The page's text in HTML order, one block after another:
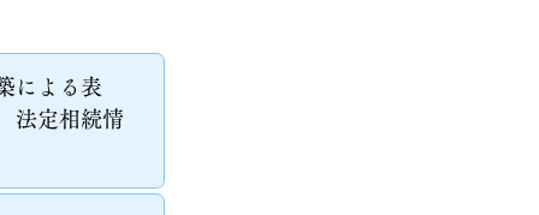
による表
法定相続情